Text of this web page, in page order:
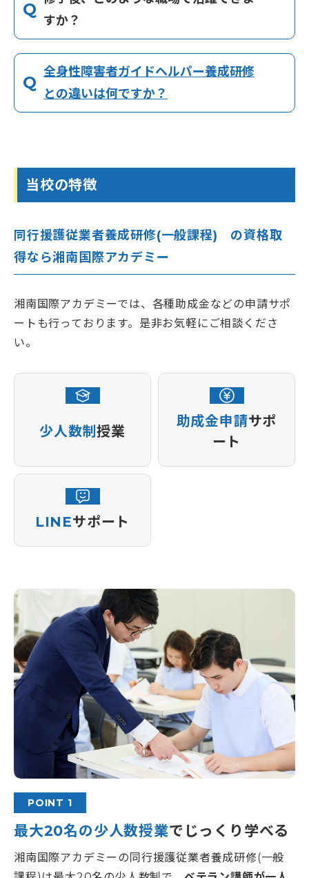
一般課程に受講要件はなく、無資格・未経験の
方でも受講可能です。ただし、盲ろう者向け通
されます。
A
一般課程・応用課程の区分が見直されまし
た。
2025年（令和7年）4月より国の同行援護従業者
養成研修のカリキュラム告示が改正されまし
施しています。最新のカリキュラム詳細はページ
すか？
A
ガイドヘルパー事業所・障害者支援施設など
施設・グループホームなどで活躍できます。移動
る場合があります。
全身性障害者ガイドヘルパー養成研修
との違いは何ですか？
支援する対象者の障害種別が異なります。
同行援護は視覚障害者の外出時に移動援護・代
読代筆・情報提供を行う資格で、主に視覚障害
のある方が対象です。全身性障害者ガイドヘルパ
ーは四肢麻痺など全身性の機能障害がある方の
者の障害種別が異なります。
当校の特徴
同行援護従業者養成研修(一般課程) の資格取
得なら湘南国際アカデミー
湘南国際アカデミーでは、各種助成金などの申請サポ
ートも行っております。是非お気軽にご相談くださ
い。
少人数制授業
助成金申請サポ
ート
LINEサポート
POINT 1
最大20名の少人数授業でじっくり学べる
湘南国際アカデミーの同行援護従業者養成研修(一般